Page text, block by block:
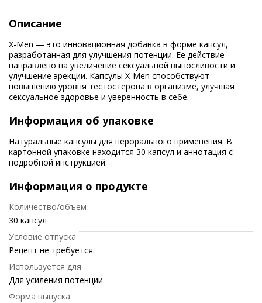
Описание
X-Men — это инновационная добавка в форме капсул,
разработанная для улучшения потенции. Ее действие
направлено на увеличение сексуальной выносливости и
улучшение эрекции. Капсулы X-Men способствуют
повышению уровня тестостерона в организме, улучшая
сексуальное здоровье и уверенность в себе.
Информация об упаковке
Натуральные капсулы для перорального применения. В
картонной упаковке находится 30 капсул и аннотация с
подробной инструкцией.
Информация о продукте
Количество/объем
30 капсул
Условие отпуска
Рецепт не требуется.
Используется для
Для усиления потенции
Форма выпуска